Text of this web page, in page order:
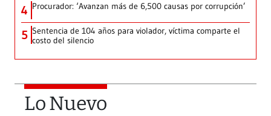
4 Procurador: ‘Avanzan más de 6,500 causas por corrupción’
5 Sentencia de 104 años para violador, víctima comparte el
costo del silencio
Lo Nuevo